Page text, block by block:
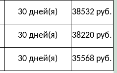
30 дней(я)
38532 руб.
30 дней(я)
38220 руб.
30 дней(я) 35568 руб.